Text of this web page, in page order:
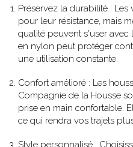
Préservez la durabilité : Les
pour leur résistance, mais
qualité peuvent s'user avec
en nylon peut protéger
une utilisation constante.
Confort amélioré : Les
Compagnie de la Housse
prise en main confortable.
ce qui rendra vos trajets
Style personnalisé :